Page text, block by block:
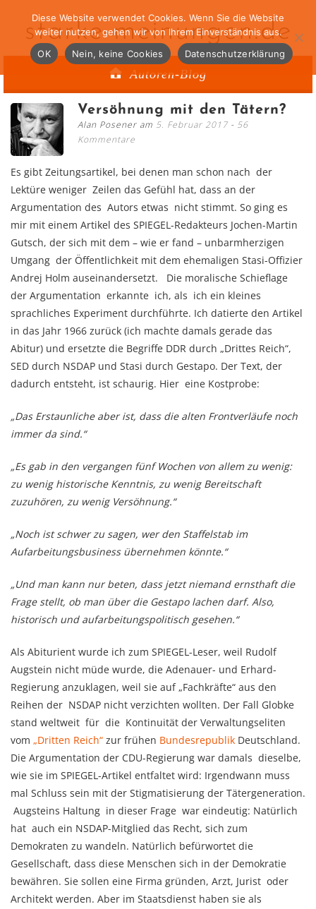
starke-meinungen.de
Autoren-Blog
Versöhnung mit den Tätern?
Alan Posener am 5. Februar 2017
56
Kommentare
Es gibt Zeitungsartikel, bei denen man schon nach der
Lektüre weniger Zeilen das Gefühl hat, dass an der
Argumentation des Autors etwas nicht stimmt. So ging es
mir mit einem Artikel des SPIEGEL-Redakteurs Jochen-Martin
Gutsch, der sich mit dem – wie er fand – unbarmherzigen
Umgang der Öffentlichkeit mit dem ehemaligen Stasi-Offizier
Andrej Holm auseinandersetzt. Die moralische Schieflage
der Argumentation erkannte ich, als ich ein kleines
sprachliches Experiment durchführte. Ich datierte den Artikel
in das Jahr 1966 zurück (ich machte damals gerade das
Abitur) und ersetzte die Begriffe DDR durch „Drittes Reich“,
SED durch NSDAP und Stasi durch Gestapo. Der Text, der
dadurch entsteht, ist schaurig. Hier eine Kostprobe:
„Das Erstaunliche aber ist, dass die alten Frontverläufe noch
immer da sind.“
„Es gab in den vergangen fünf Wochen von allem zu wenig:
zu wenig historische Kenntnis, zu wenig Bereitschaft
zuzuhören, zu wenig Versöhnung.“
„Noch ist schwer zu sagen, wer den Staffelstab im
Aufarbeitungsbusiness übernehmen könnte.“
„Und man kann nur beten, dass jetzt niemand ernsthaft die
Frage stellt, ob man über die Gestapo lachen darf. Also,
historisch und aufarbeitungspolitisch gesehen.“
Als Abiturient wurde ich zum SPIEGEL-Leser, weil Rudolf
Augstein nicht müde wurde, die Adenauer- und Erhard-
Regierung anzuklagen, weil sie auf „Fachkräfte“ aus den
Reihen der NSDAP nicht verzichten wollten. Der Fall Globke
stand weltweit für die Kontinuität der Verwaltungseliten
vom „Dritten Reich“ zur frühen Bundesrepublik Deutschland.
Die Argumentation der CDU-Regierung war damals dieselbe,
wie sie im SPIEGEL-Artikel entfaltet wird: Irgendwann muss
mal Schluss sein mit der Stigmatisierung der Tätergeneration.
Augsteins Haltung in dieser Frage war eindeutig: Natürlich
hat auch ein NSDAP-Mitglied das Recht, sich zum
Demokraten zu wandeln. Natürlich befürwortet die
Gesellschaft, dass diese Menschen sich in der Demokratie
bewähren. Sie sollen eine Firma gründen, Arzt, Jurist oder
Architekt werden. Aber im Staatsdienst haben sie als
Diese Website verwendet Cookies. Wenn Sie die Website
weiter nutzen, gehen wir von Ihrem Einverständnis aus.
OK
Nein, keine Cookies Datenschutzerklärung